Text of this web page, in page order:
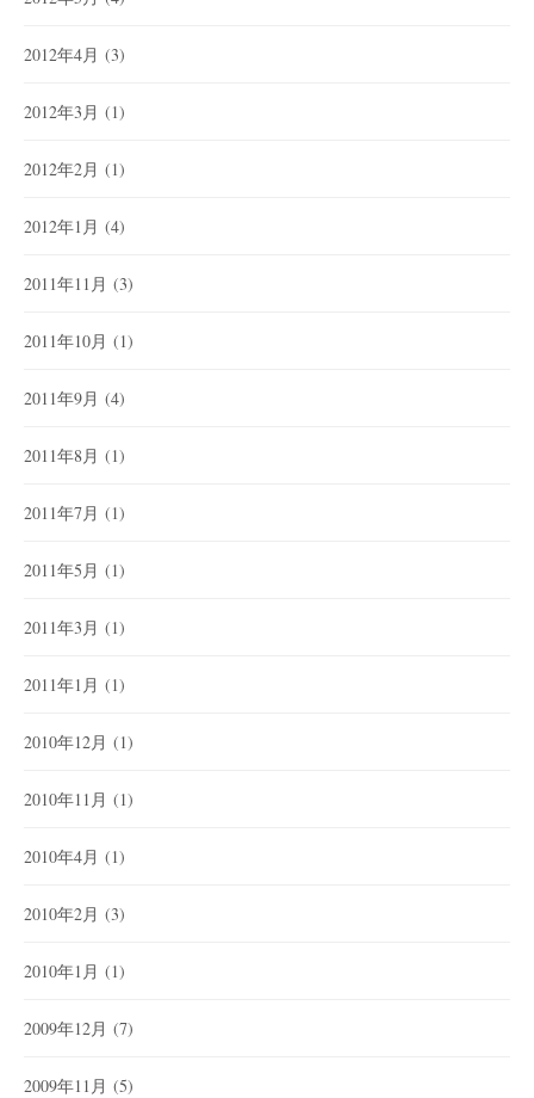
2012年4月 (3)
2012年3月 (1)
2012年2月 (1)
2012年1月 (4)
2011年11月 (3)
2011年10月 (1)
2011年9月 (4)
2011年8月 (1)
2011年7月 (1)
2011年5月 (1)
2011年3月 (1)
2011年1月 (1)
2010年12月 (1)
2010年11月 (1)
2010年4月 (1)
2010年2月 (3)
2010年1月 (1)
2009年12月 (7)
2009年11月 (5)